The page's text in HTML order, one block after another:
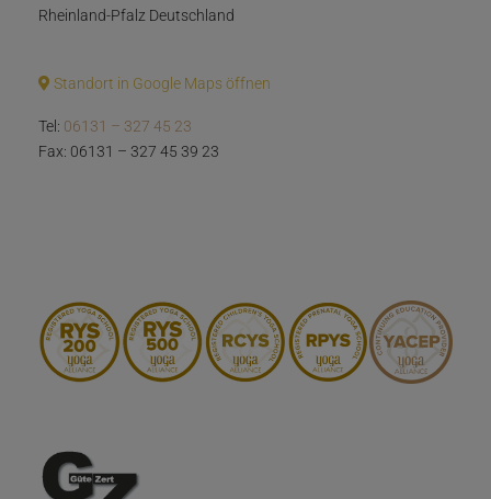
Rheinland-Pfalz Deutschland
Standort in Google Maps öffnen
Tel: 06131 – 327 45 23
Fax: 06131 – 327 45 39 23